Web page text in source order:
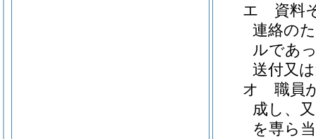
エ
資料
連絡の
ルであ
送付又
オ
職員
成し、
を専ら